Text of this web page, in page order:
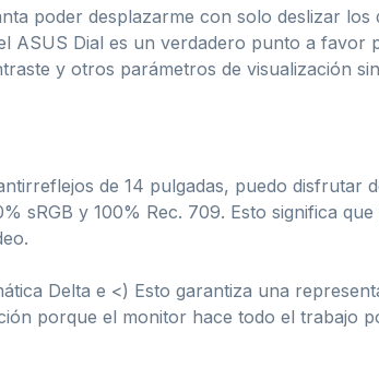
poder desplazarme con solo deslizar los
ASUS Dial es un verdadero punto a favor
y otros parámetros de visualización
de 14 pulgadas, puedo disfrutar
sRGB y 100% Rec. 709. Esto significa
Delta e <) Esto garantiza una
porque el monitor hace todo el trabajo